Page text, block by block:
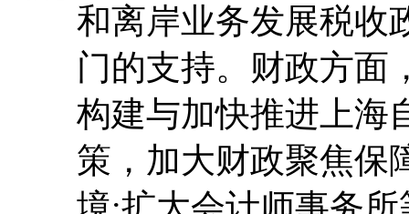
和离岸业务发展税收
门的支持。财政方面
构建与加快推进上海
策，加大财政聚焦保